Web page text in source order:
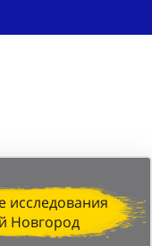
исследования
Новгород